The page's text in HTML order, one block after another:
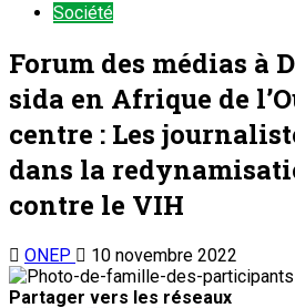
Société
Forum des médias à
sida en Afrique de
centre : Les
dans la
contre le VIH
ONEP
10 novembre 2022
Partager vers les réseaux